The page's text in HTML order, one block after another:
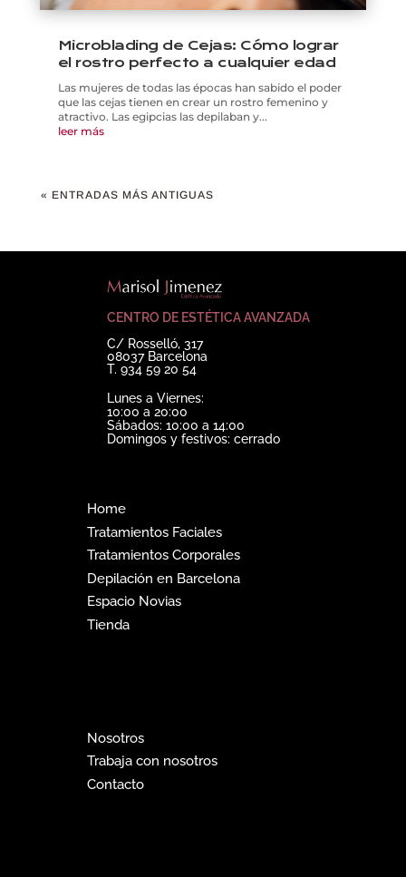
Microblading de Cejas: Cómo lograr
el rostro perfecto a cualquier edad
Las mujeres de todas las épocas han sabido el poder
que las cejas tienen en crear un rostro femenino y
atractivo. Las egipcias las depilaban y...
leer más
« ENTRADAS MÁS ANTIGUAS
CENTRO DE ESTÉTICA AVANZADA
C/ Rosselló, 317
08037 Barcelona
T. 934 59 20 54
Lunes a Viernes:
10:00 a 20:00
Sábados: 10:00 a 14:00
Domingos y festivos: cerrado
Home
Tratamientos Faciales
Tratamientos Corporales
Depilación en Barcelona
Espacio Novias
Tienda
Nosotros
Trabaja con nosotros
Contacto